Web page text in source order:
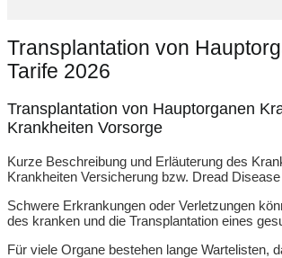
Transplantation von
Tarife 2026
Transplantation von Hauptorganen
Krankheiten Vorsorge
Kurze Beschreibung und Erläuterung des
Krankheiten Versicherung bzw. Dread
Schwere Erkrankungen oder Verletzungen
des kranken und die Transplantation eines
Für viele Organe bestehen lange Wartelisten,